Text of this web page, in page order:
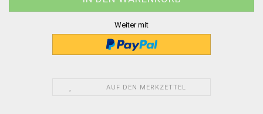
Weiter mit
AUF DEN MERKZETTEL